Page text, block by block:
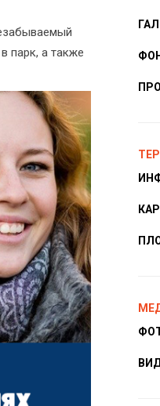
парк, а также